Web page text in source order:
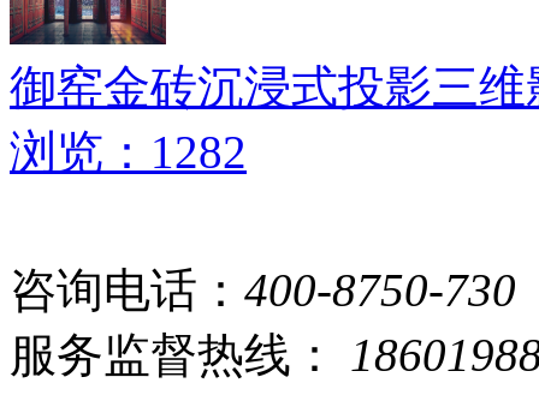
御窑金砖沉浸式投影三维
浏览：1282
咨询电话： 400-8750-730
服务监督热线：